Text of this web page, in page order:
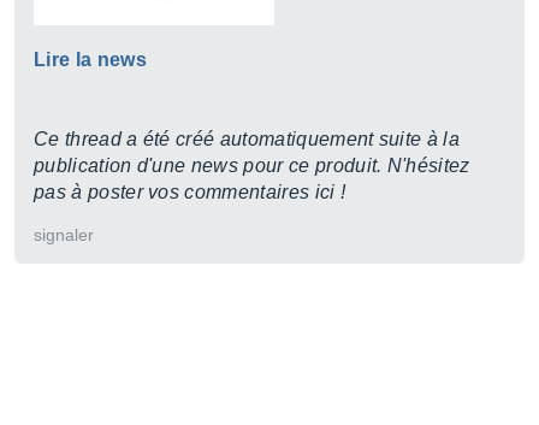
Lire la news
Ce thread a été créé automatiquement suite à la
publication d'une news pour ce produit. N'hésitez
pas à poster vos commentaires ici !
signaler